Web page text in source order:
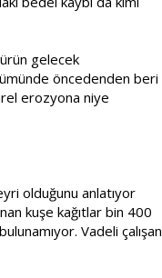
gelecek
öncedenden beri
erozyona niye
olduğunu anlatıyor
kuşe kağıtlar bin 400
Vadeli çalışan